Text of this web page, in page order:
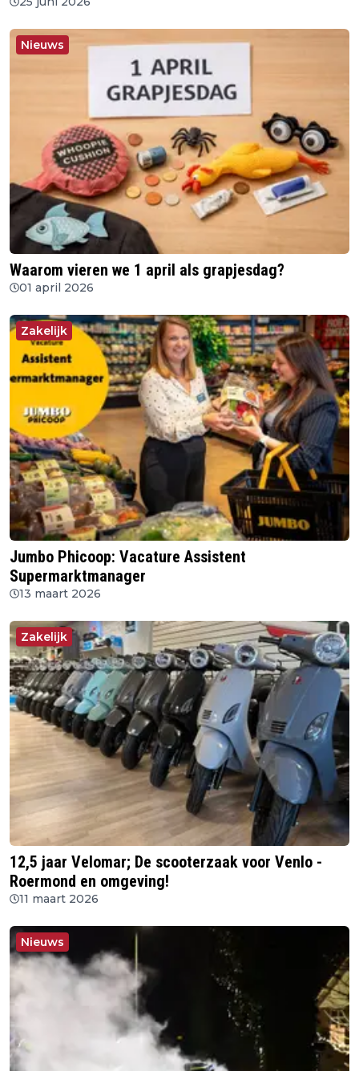
Nieuws
Waarom vieren we 1 april als grapjesdag?
01 april 2026
Zakelijk
Jumbo Phicoop: Vacature Assistent
Supermarktmanager
13 maart 2026
Zakelijk
12,5 jaar Velomar; De scooterzaak voor Venlo -
Roermond en omgeving!
11 maart 2026
Nieuws